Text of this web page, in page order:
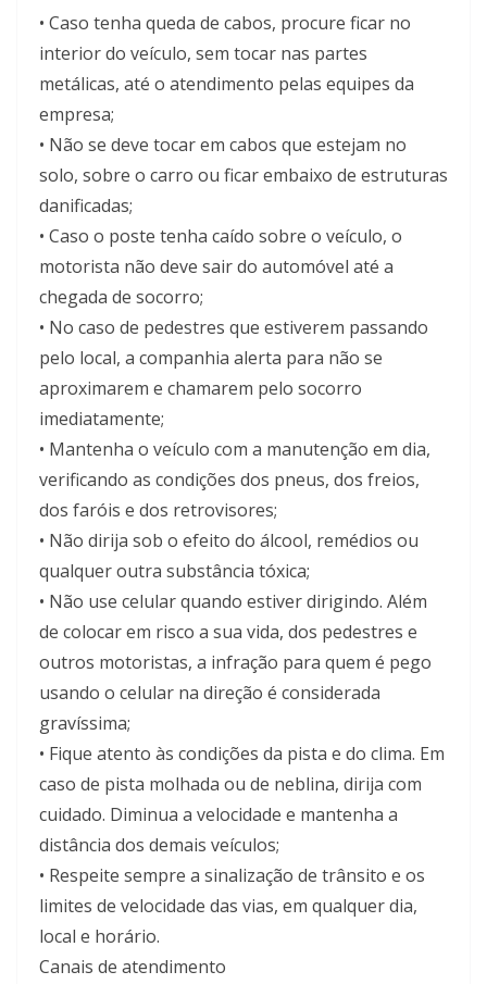
• Caso tenha queda de cabos, procure ficar no
interior do veículo, sem tocar nas partes
metálicas, até o atendimento pelas equipes da
empresa;
• Não se deve tocar em cabos que estejam no
solo, sobre o carro ou ficar embaixo de estruturas
danificadas;
• Caso o poste tenha caído sobre o veículo, o
motorista não deve sair do automóvel até a
chegada de socorro;
• No caso de pedestres que estiverem passando
pelo local, a companhia alerta para não se
aproximarem e chamarem pelo socorro
imediatamente;
• Mantenha o veículo com a manutenção em dia,
verificando as condições dos pneus, dos freios,
dos faróis e dos retrovisores;
• Não dirija sob o efeito do álcool, remédios ou
qualquer outra substância tóxica;
• Não use celular quando estiver dirigindo. Além
de colocar em risco a sua vida, dos pedestres e
outros motoristas, a infração para quem é pego
usando o celular na direção é considerada
gravíssima;
• Fique atento às condições da pista e do clima. Em
caso de pista molhada ou de neblina, dirija com
cuidado. Diminua a velocidade e mantenha a
distância dos demais veículos;
• Respeite sempre a sinalização de trânsito e os
limites de velocidade das vias, em qualquer dia,
local e horário.
Canais de atendimento